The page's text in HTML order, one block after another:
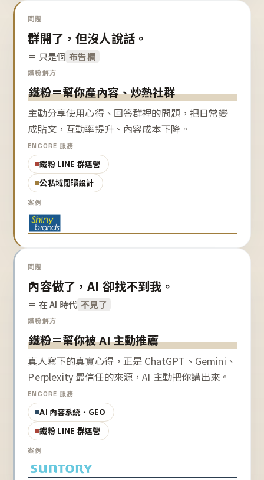
問題
群開了，但沒人說話。
＝ 只是個 布告欄
鐵粉解方
鐵粉＝幫你產內容、炒熱社群
主動分享使用心得、回答群裡的問題，把日常變
成貼文，互動率提升、內容成本下降。
ENCORE 服務
鐵粉 LINE 群運營
公私域閉環設計
案例
問題
內容做了，AI 卻找不到我。
＝ 在 AI 時代 不見了
鐵粉解方
鐵粉＝幫你被 AI 主動推薦
真人寫下的真實心得，正是 ChatGPT、Gemini、
Perplexity 最信任的來源，AI 主動把你講出來。
ENCORE 服務
AI 內容系統・GEO
鐵粉 LINE 群運營
案例